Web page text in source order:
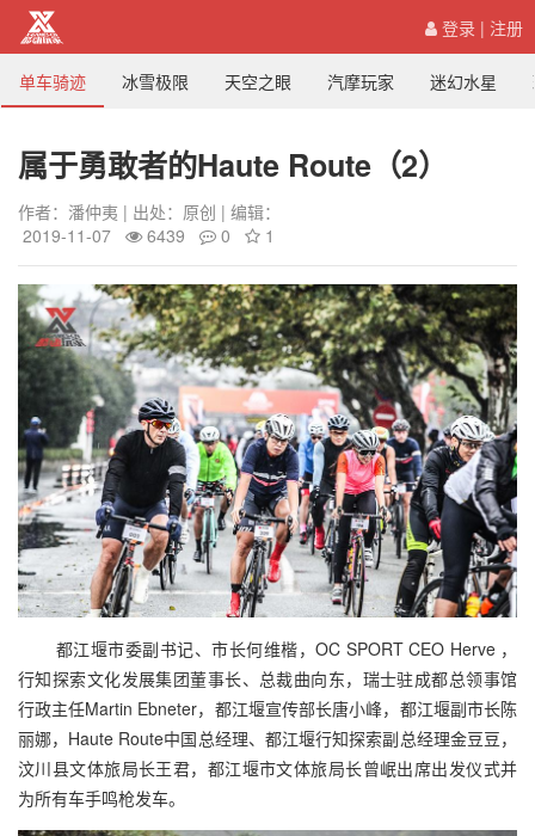
登录 | 注册
单车骑迹 冰雪极限 天空之眼 汽摩玩家 迷幻水星
属于勇敢者的Haute Route（2）
作者：潘仲夷 | 出处：原创 | 编辑：
2019-11-07
6439 0 1
都江堰市委副书记、市长何维楷，OC SPORT CEO Herve ，
行知探索文化发展集团董事长、总裁曲向东，瑞士驻成都总领事馆
行政主任Martin Ebneter，都江堰宣传部长唐小峰，都江堰副市长陈
丽娜，Haute Route中国总经理、都江堰行知探索副总经理金豆豆，
汶川县文体旅局长王君，都江堰市文体旅局长曾岷出席出发仪式并
为所有车手鸣枪发车。